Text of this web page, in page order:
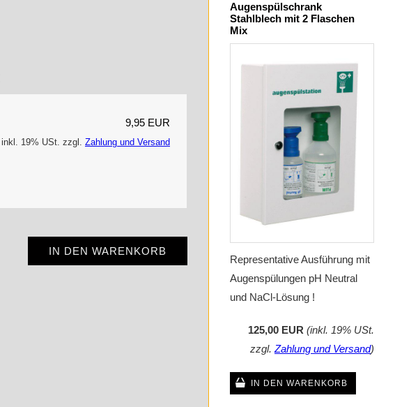
9,95 EUR
inkl. 19% USt. zzgl. Zahlung und Versand
IN DEN WARENKORB
Augenspülschrank
Stahlblech mit 2 Flaschen
Mix
Representative Ausführung mit
Augenspülungen pH Neutral
und NaCl-Lösung !
125,00 EUR (inkl. 19% USt.
zzgl.Zahlung und Versand)
IN DEN WARENKORB